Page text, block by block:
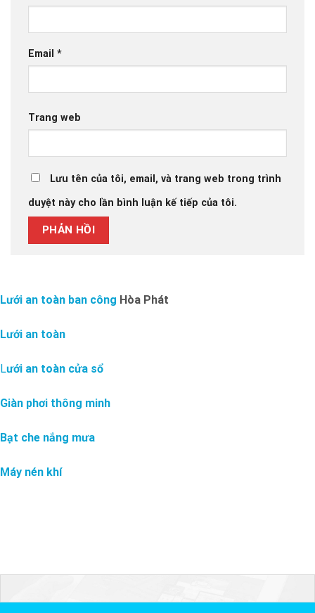
Email *
Trang web
Lưu tên của tôi, email, và trang web trong trình
duyệt này cho lần bình luận kế tiếp của tôi.
Lưới an toàn ban công Hòa Phát
Lưới an toàn
Lưới an toàn cửa sổ
Giàn phơi thông minh
Bạt che nắng mưa
Máy nén khí